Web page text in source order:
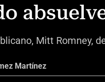
Mitt Romney,
Martínez